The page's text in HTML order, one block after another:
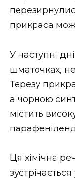
прикраса
У наступні
шматочках,
Терезу
а чорною
містить
Ця хімічна